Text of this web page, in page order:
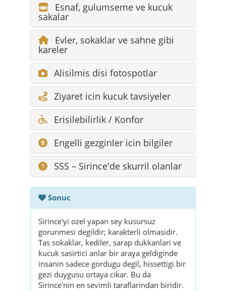
Esnaf, gulumseme ve kucuk
sakalar
Evler, sokaklar ve sahne gibi
kareler
Alisilmis disi fotospotlar
Ziyaret icin kucuk tavsiyeler
Erisilebilirlik / Konfor
Engelli gezginler icin bilgiler
SSS – Sirince'de skurril olanlar
Sonuc
Sirince'yi ozel yapan sey kusursuz
gorunmesi degildir; karakterli olmasidir.
Tas sokaklar, kediler, sarap dukkanlari ve
kucuk sasirtici anlar bir araya geldiginde
insanin sadece gordugu degil, hissettigi bir
gezi duygusu ortaya cikar. Bu da
Sirince'nin en sevimli taraflarindan biridir.